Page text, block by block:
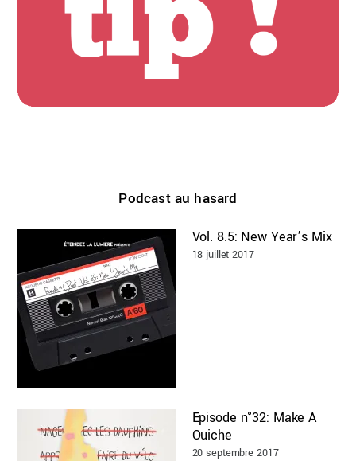
Podcast au hasard
Vol. 8.5: New Year’s Mix
18 juillet 2017
Episode n°32: Make A
Ouiche
20 septembre 2017